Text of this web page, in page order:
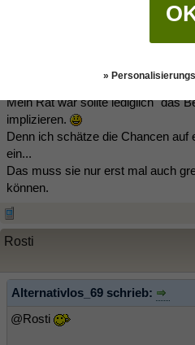
Mein Rat war sollte lediglich "das
implizieren.
Denn ich schätze die Chancen auf
ein...
Das muss sie nur erst mal auch
können.
Rosti
Alternativlos_69 schrieb:
@Rosti
»